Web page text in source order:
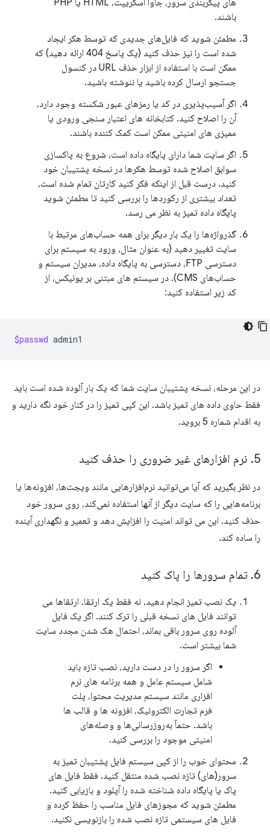
های پیکربندی سرور، جاوا اسکریپت، HTML یا PHP
باشند.
مطمئن شوید که فایل‌های جدیدی که توسط هکر ایجاد
شده است را نیز حذف کنید (یک پاسخ 404 ارائه دهید) که
ممکن است با استفاده از ابزار حذف URL در کنسول
جستجو ارسال کرده باشید یا ننوشته باشید.
اگر آسیب‌پذیری در کد یا رمزهای عبور شکسته وجود دارد،
آن را اصلاح کنید. کتابخانه های اعتبار سنجی ورودی یا
ممیزی های امنیتی ممکن است کمک کننده باشند.
اگر سایت شما دارای پایگاه داده است، شروع به پاکسازی
سوابق اصلاح شده توسط هکرها در نسخه پشتیبان خود
کنید. درست قبل از اینکه فکر کنید کارتان تمام شده است،
تعداد بیشتری از رکوردها را بررسی کنید تا مطمئن شوید
پایگاه داده تمیز به نظر می رسد.
گذرواژه‌ها را یک بار دیگر برای همه حساب‌های مرتبط با
سایت تغییر دهید (به عنوان مثال، ورود به سیستم برای
دسترسی FTP، دسترسی به پایگاه داده، مدیران سیستم و
حساب‌های CMS). در سیستم های مبتنی بر یونیکس، از
کد زیر استفاده کنید:
$passwd
در این مرحله، نسخه پشتیبان سایت شما که یک بار آلوده شده است باید
فقط حاوی داده های تمیز باشد. این کپی تمیز را در کنار خود نگه دارید و
به اقدام شماره 5 بروید.
5
. نرم افزارهای غیر ضروری را حذف کنید
در نظر بگیرید که آیا می‌توانید نرم‌افزارهایی مانند ویجت‌ها، افزونه‌ها یا
برنامه‌هایی را که سایت دیگر از آنها استفاده نمی‌کند، روی سرور خود
حذف کنید. این می تواند امنیت را افزایش دهد و تعمیر و نگهداری آینده
را ساده کند.
6
. تمام سرورها را پاک کنید
یک نصب تمیز انجام دهید، نه فقط یک ارتقا. ارتقاها می
توانند فایل های نسخه قبلی را ترک کنند. اگر یک فایل
آلوده روی سرور باقی بماند، احتمال هک شدن مجدد سایت
شما بیشتر است.
اگر سرور را در دست دارید، نصب تازه باید
شامل سیستم عامل و همه برنامه های نرم
افزاری مانند سیستم مدیریت محتوا، پلت
فرم تجارت الکترونیک، افزونه ها و قالب ها
باشد. حتماً به‌روزرسانی‌ها و وصله‌های
امنیتی موجود را بررسی کنید.
محتوای خوب را از کپی سیستم فایل پشتیبان تمیز به
سرور(های) تازه نصب شده منتقل کنید. فقط فایل های
پاک یا پایگاه داده شناخته شده را آپلود و بازیابی کنید.
مطمئن شوید که مجوزهای فایل مناسب را حفظ کرده و
فایل های سیستمی تازه نصب شده را بازنویسی نکنید.